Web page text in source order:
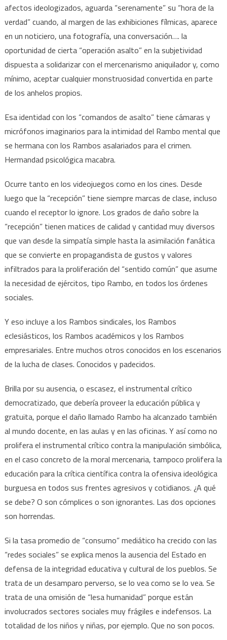
afectos ideologizados, aguarda “serenamente” su “hora de la
verdad” cuando, al margen de las exhibiciones fílmicas, aparece
en un noticiero, una fotografía, una conversación…. la
oportunidad de cierta “operación asalto” en la subjetividad
dispuesta a solidarizar con el mercenarismo aniquilador y, como
mínimo, aceptar cualquier monstruosidad convertida en parte
de los anhelos propios.
Esa identidad con los “comandos de asalto” tiene cámaras y
micrófonos imaginarios para la intimidad del Rambo mental que
se hermana con los Rambos asalariados para el crimen.
Hermandad psicológica macabra.
Ocurre tanto en los videojuegos como en los cines. Desde
luego que la “recepción” tiene siempre marcas de clase, incluso
cuando el receptor lo ignore. Los grados de daño sobre la
“recepción” tienen matices de calidad y cantidad muy diversos
que van desde la simpatía simple hasta la asimilación fanática
que se convierte en propagandista de gustos y valores
infiltrados para la proliferación del “sentido común” que asume
la necesidad de ejércitos, tipo Rambo, en todos los órdenes
sociales.
Y eso incluye a los Rambos sindicales, los Rambos
eclesiásticos, los Rambos académicos y los Rambos
empresariales. Entre muchos otros conocidos en los escenarios
de la lucha de clases. Conocidos y padecidos.
Brilla por su ausencia, o escasez, el instrumental crítico
democratizado, que debería proveer la educación pública y
gratuita, porque el daño llamado Rambo ha alcanzado también
al mundo docente, en las aulas y en las oficinas. Y así como no
prolifera el instrumental crítico contra la manipulación simbólica,
en el caso concreto de la moral mercenaria, tampoco prolifera la
educación para la crítica científica contra la ofensiva ideológica
burguesa en todos sus frentes agresivos y cotidianos. ¿A qué
se debe? O son cómplices o son ignorantes. Las dos opciones
son horrendas.
Si la tasa promedio de “consumo” mediático ha crecido con las
“redes sociales” se explica menos la ausencia del Estado en
defensa de la integridad educativa y cultural de los pueblos. Se
trata de un desamparo perverso, se lo vea como se lo vea. Se
trata de una omisión de “lesa humanidad” porque están
involucrados sectores sociales muy frágiles e indefensos. La
totalidad de los niños y niñas, por ejemplo. Que no son pocos.